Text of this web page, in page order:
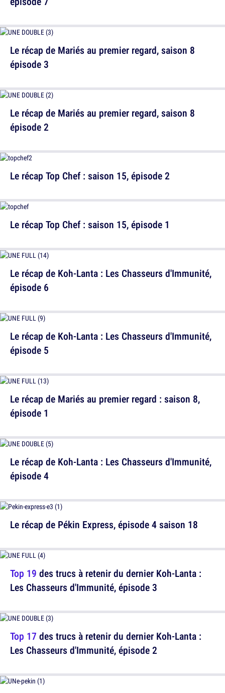
Le récap de Mariés au premier regard, saison 8
épisode 3
Le récap Top Chef : saison 15, épisode 2
Le récap de Koh-Lanta : Les Chasseurs d'Immunité,
épisode 6
Le récap de Mariés au premier regard : saison 8,
épisode 1
Le récap de Pékin Express, épisode 4 saison 18
Top 17 des trucs à retenir du dernier Koh-Lanta :
Les Chasseurs d'Immunité, épisode 2
Le récap de Mariés au premier regard, saison 8
épisode 2
Le récap Top Chef : saison 15, épisode 1
Le récap de Koh-Lanta : Les Chasseurs d'Immunité,
épisode 5
Le récap de Koh-Lanta : Les Chasseurs d'Immunité,
épisode 4
Top 19 des trucs à retenir du dernier Koh-Lanta :
Les Chasseurs d'Immunité, épisode 3